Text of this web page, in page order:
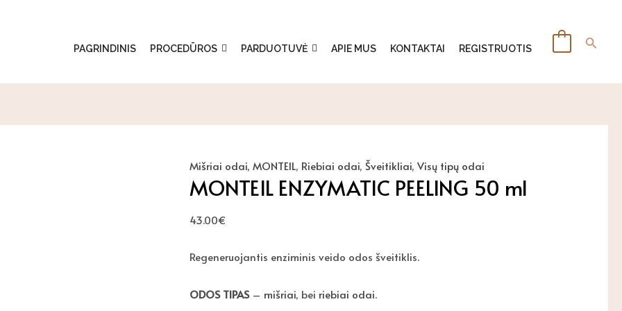
PAGRINDINIS PROCEDŪROS PARDUOTUVĖ APIE MUS KONTAKTAI REGISTRUOTIS
Mišriai odai, MONTEIL, Riebiai odai, Šveitikliai, Visų tipų odai
MONTEIL ENZYMATIC PEELING 50 ml
43.00€
Regeneruojantis enziminis veido odos šveitiklis.
ODOS TIPAS– mišriai, bei riebiai odai.
MONTEIL
PEELING